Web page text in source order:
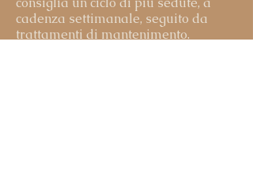
cadenza settimanale, seguito da
trattamenti di mantenimento.